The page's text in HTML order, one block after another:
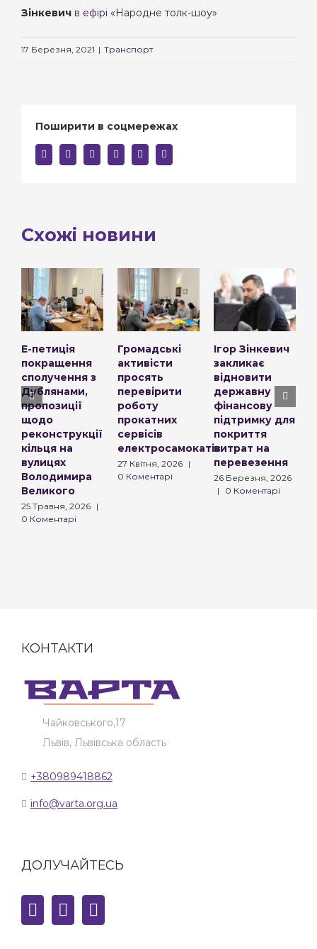
Зінкевич в ефірі «Народне толк-шоу»
17 Березня, 2021 | Транспорт
Поширити в соцмережах
facebooktwitter linkedin reddit whatsapp
mail:
Схожі новини
Е-петиція
покращення
сполучення з
Дублянами,
пропозиції
щодо
реконструкції
кільця на
вулицях
Володимира
Великого
25 Травня, 2026 |
0 Коментарі
Громадські
активісти
просять
перевірити
роботу
прокатних
сервісів
електросамокатів
27 Квітня, 2026 |
0 Коментарі
Ігор Зінкевич
закликає
відновити
державну
фінансову
підтримку для
покриття
витрат на
перевезення
26 Березня, 2026
|
0 Коментарі
КОНТАКТИ
Чайковського,17
Львів, Львівська область
+380989418862
info@varta.org.ua
ДОЛУЧАЙТЕСЬ